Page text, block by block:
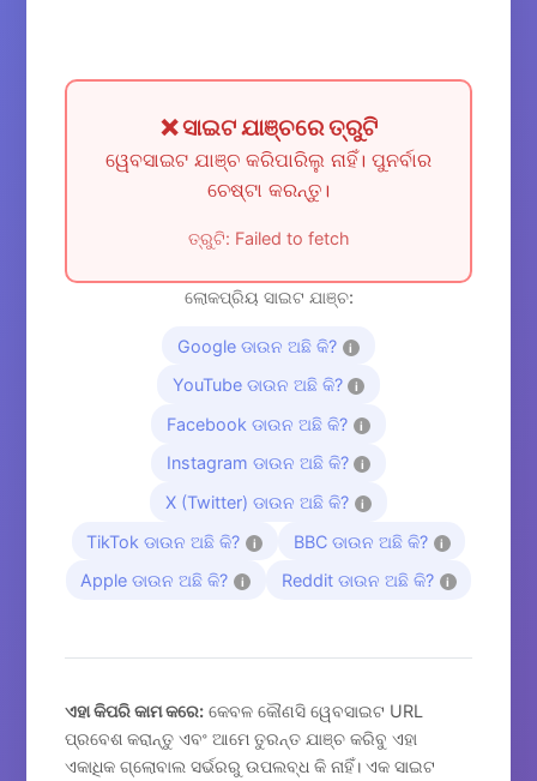
❌ ସାଇଟ ଯାଞ୍ଚରେ ତ୍ରୁଟି
ୱେବସାଇଟ ଯାଞ୍ଚ କରିପାରିଲୁ ନାହିଁ। ପୁନର୍ବାର
ଚେଷ୍ଟା କରନ୍ତୁ।
ତ୍ରୁଟି: Failed to fetch
ଲୋକପ୍ରିୟ ସାଇଟ ଯାଞ୍ଚ:
Google ଡାଉନ ଅଛି କି? i
YouTube ଡାଉନ ଅଛି କି? i
Facebook ଡାଉନ ଅଛି କି? i
Instagram ଡାଉନ ଅଛି କି? i
X (Twitter) ଡାଉନ ଅଛି କି? i
TikTok ଡାଉନ ଅଛି କି? i BBC ଡାଉନ ଅଛି କି? i
Apple ଡାଉନ ଅଛି କି? i Reddit ଡାଉନ ଅଛି କି? i
ଏହା କିପରି କାମ କରେ: କେବଳ କୌଣସି ୱେବସାଇଟ URL
ପ୍ରବେଶ କରାନ୍ତୁ ଏବଂ ଆମେ ତୁରନ୍ତ ଯାଞ୍ଚ କରିବୁ ଏହା
ଏକାଧିକ ଗ୍ଲୋବାଲ ସର୍ଭରରୁ ଉପଲବ୍ଧ କି ନାହିଁ। ଏକ ସାଇଟ